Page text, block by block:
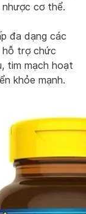
cơ thể.
đa dạng các
hỗ trợ chức
tim mạch hoạt
khỏe mạnh.